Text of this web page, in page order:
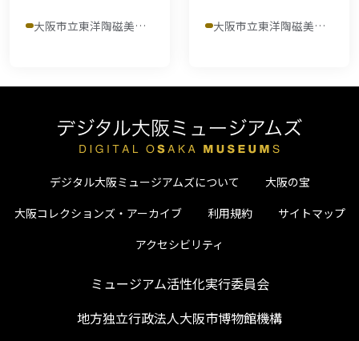
大阪市立東洋陶磁美術館 大阪市立東洋陶磁美術館
デジタル大阪ミュージアムズについて
大阪の宝
大阪コレクションズ・アーカイブ
利用規約
サイトマップ
アクセシビリティ
ミュージアム活性化実行委員会
地方独立行政法人大阪市博物館機構